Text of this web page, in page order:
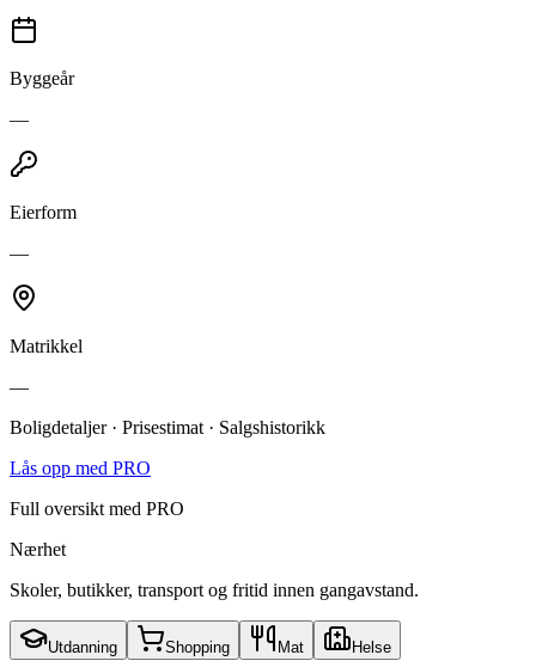
Byggeår
—
Eierform
—
Matrikkel
—
Boligdetaljer · Prisestimat · Salgshistorikk
Lås opp med PRO
Full oversikt med PRO
Nærhet
Skoler, butikker, transport og fritid innen gangavstand.
Utdanning Shopping Mat Helse